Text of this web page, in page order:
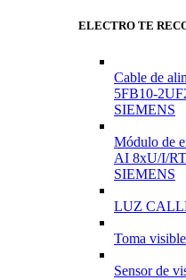
ELECTRO TE
Cable de
5FB10-
SIEMENS
Módulo de
AI 8xU/I/
SIEMENS
LUZ
Toma
Sensor de